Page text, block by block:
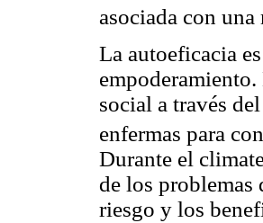
asociada con
La autoeficacia
social a través
enfermas para
Durante el
de los problemas
riesgo y los